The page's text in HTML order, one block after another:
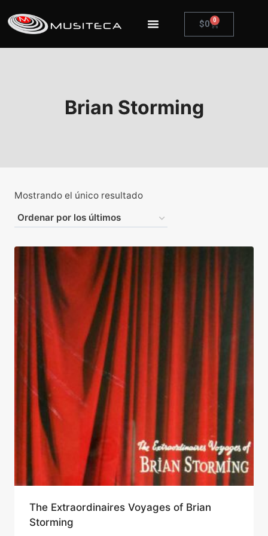
$0 0
Brian Storming
Mostrando el único resultado
The Extraordinaires Voyages of Brian
Storming